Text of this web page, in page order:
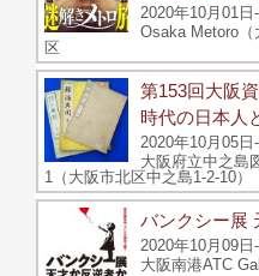
2020年10月01日
Osaka Metoro
区
第153回大阪
時代の日本人
2020年10月05日
大阪府立中之島
1（大阪市北区中之島1-2-10）
バンクシー展
2020年10月09日
大阪南港ATC